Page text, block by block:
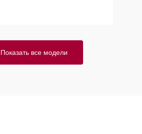
Показать все модели